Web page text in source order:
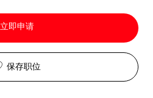
立即申请
保存职位